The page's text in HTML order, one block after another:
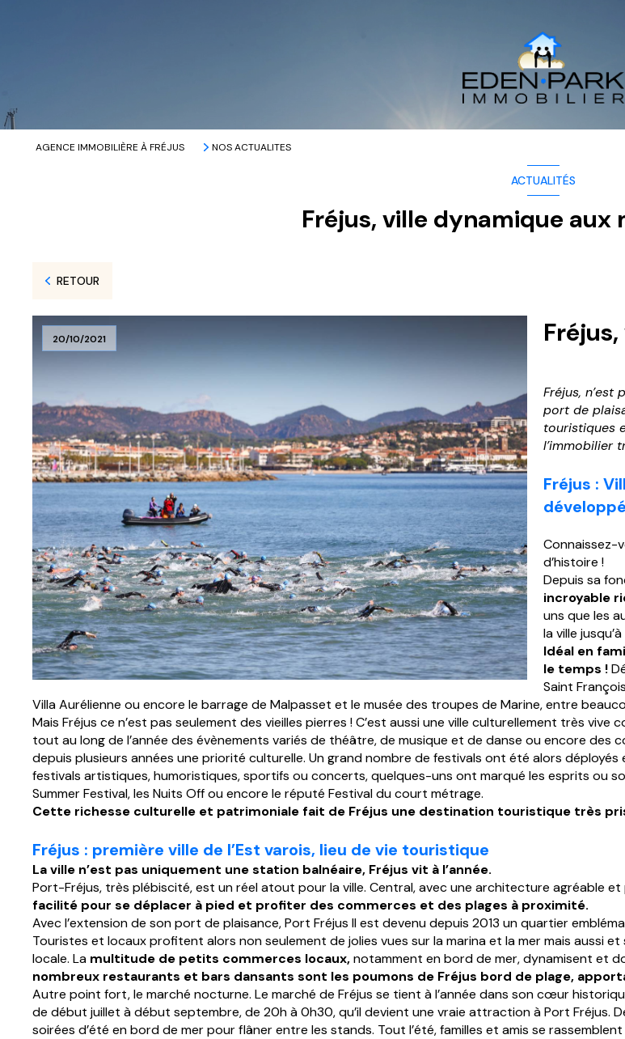
AGENCE IMMOBILIÈRE À FRÉJUS NOS ACTUALITES
ACTUALITÉS
Fréjus, ville dynamique
RETOUR
20/10/2021
Fréjus, n’est
port de
touristiques
l’immobilier
Fréjus :
Connaissez-
d’histoire !
Depuis sa
incroyable
uns que les
la ville
Idéal en
le temps !
Saint
Villa Aurélienne ou encore le barrage de Malpasset et le musée des troupes de Marine, entre
Mais Fréjus ce n’est pas seulement des vieilles pierres ! C’est aussi une ville culturellement très
tout au long de l’année des évènements variés de théâtre, de musique et de danse ou encore des
depuis plusieurs années une priorité culturelle. Un grand nombre de festivals ont été alors
festivals artistiques, humoristiques, sportifs ou concerts, quelques-uns ont marqué les esprits ou
Summer Festival, les Nuits Off ou encore le réputé Festival du court métrage.
Cette richesse culturelle et patrimoniale fait de Fréjus une destination touristique très
Fréjus : première ville de l’Est varois, lieu de vie touristique
La ville n’est pas uniquement une station balnéaire, Fréjus vit à l’année.
Port-Fréjus, très plébiscité, est un réel atout pour la ville. Central, avec une architecture agréable
facilité pour se déplacer à pied et profiter des commerces et des plages à proximité.
Avec l’extension de son port de plaisance, Port Fréjus II est devenu depuis 2013 un quartier
Touristes et locaux profitent alors non seulement de jolies vues sur la marina et la mer mais aussi
locale. La multitude de petits commerces locaux,notamment en bord de mer, dynamisent et
nombreux restaurants et bars dansants sont les poumons de Fréjus bord de plage,
Autre point fort, le marché nocturne. Le marché de Fréjus se tient à l’année dans son cœur
de début juillet à début septembre, de 20h à 0h30, qu’il devient une vraie attraction à Port Fréjus.
soirées d’été en bord de mer pour flâner entre les stands. Tout l’été, familles et amis se